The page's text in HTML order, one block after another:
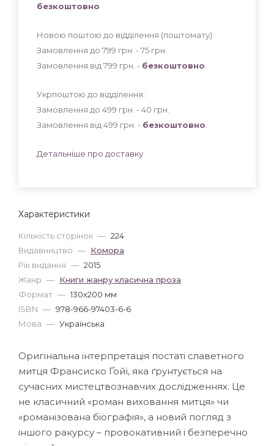
Характеристики
Кількість сторінок — 224
Видавництво — Комора
Рік видання — 2015
Жанр — Книги жанру класична проза
Формат — 130x200 мм
ISBN — 978-966-97403-6-6
Мова — Українська
безкоштовно
Новою поштою до відділення (поштомату):
Замовлення до 799 грн. - 75 грн
Замовлення від 799 грн. - безкоштовно
Укрпоштою до відділення:
Замовлення до 499 грн. - 40 грн
Замовлення від 499 грн. - безкоштовно
Детальніше про доставку
Оригінальна інтерпретація постаті славетного
митця Франсиско Ґойї, яка ґрунтується на
сучасних мистецтвознавчих дослідженнях. Це
не класичний «роман виховання митця» чи
«романізована біографія», а новий погляд з
іншого ракурсу – провокативний і безперечно